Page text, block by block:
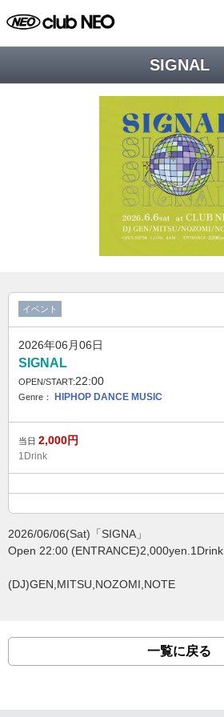
SIGNAL
イベント
2026年06月06日
SIGNAL
OPEN/START:22:00
Genre： HIPHOP DANCE MUSIC
当日 2,000円
1Drink
2026/06/06(Sat)「SIGNA」
Open 22:00 (ENTRANCE)2,000yen.1Drink
(DJ)GEN,MITSU,NOZOMI,NOTE
一覧に戻る